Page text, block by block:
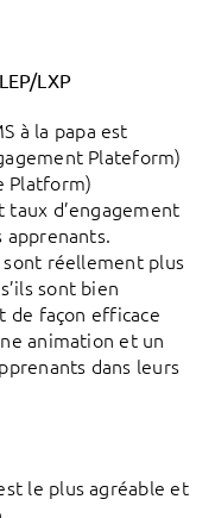
LXP
à la papa est
Plateform)
Platform)
d’engagement
sont réellement plus
sont bien
de façon efficace
animation et un
dans leurs
le plus agréable et